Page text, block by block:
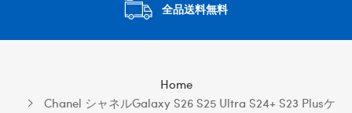
全品送料無料
Home
Chanel シャネルGalaxy S26 S25 Ultra S24+ S23 Plusケ